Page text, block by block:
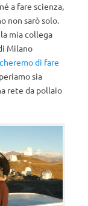
a fare scienza,
non sarò solo.
mia collega
Milano
di fare
sia
rete da pollaio